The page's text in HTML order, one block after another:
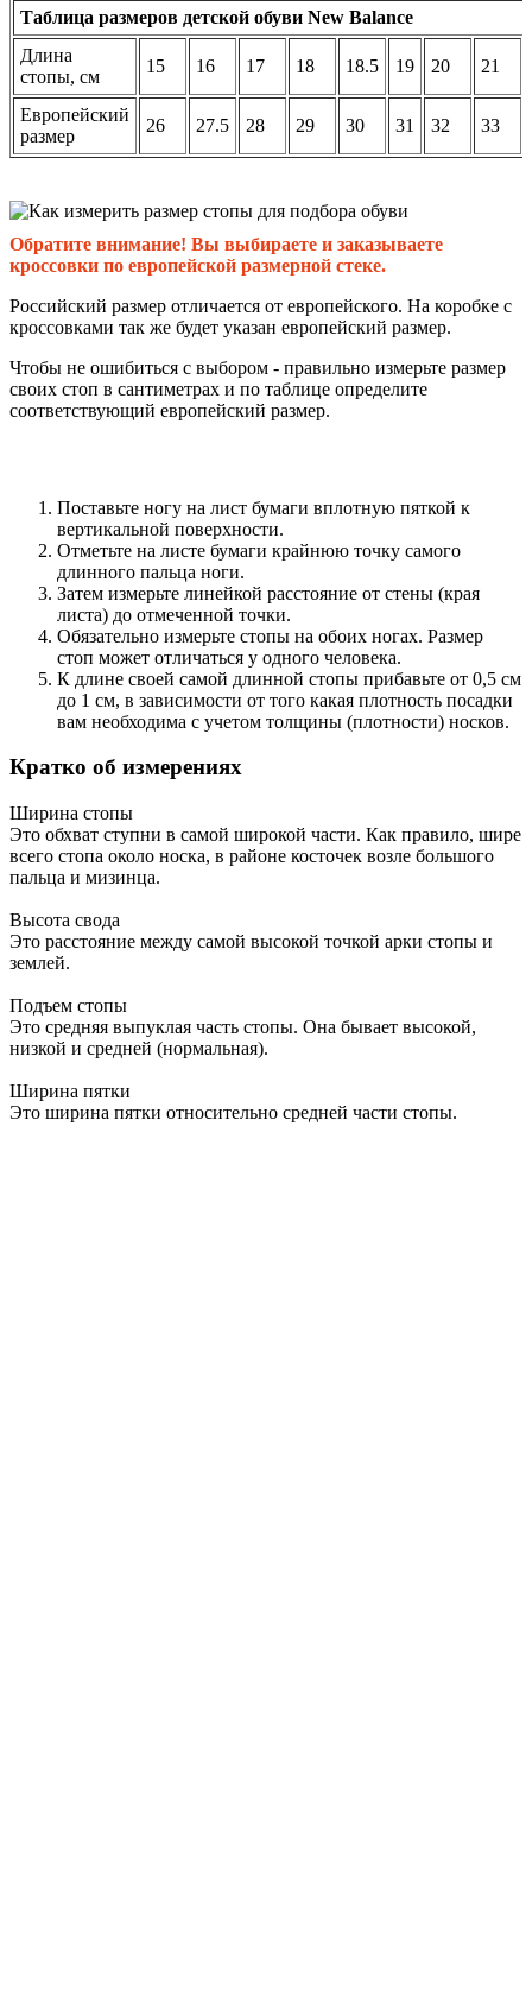
Таблица размеров детской обуви New Balance
Длина
стопы, см
15 16 17 18 18.5 19 20 21
Европейский
размер
26 27.5 28 29 30 31 32 33
Обратите внимание! Вы выбираете и заказываете
кроссовки по европейской размерной стеке.
Российский размер отличается от европейского. На коробке с
кроссовками так же будет указан европейский размер.
Чтобы не ошибиться с выбором - правильно измерьте размер
своих стоп в сантиметрах и по таблице определите
соответствующий европейский размер.
Поставьте ногу на лист бумаги вплотную пяткой к
вертикальной поверхности.
Отметьте на листе бумаги крайнюю точку самого
длинного пальца ноги.
Затем измерьте линейкой расстояние от стены (края
листа) до отмеченной точки.
Обязательно измерьте стопы на обоих ногах. Размер
стоп может отличаться у одного человека.
К длине своей самой длинной стопы прибавьте от 0,5 см
до 1 см, в зависимости от того какая плотность посадки
вам необходима с учетом толщины (плотности) носков.
Кратко об измерениях
Ширина стопы
Это обхват ступни в самой широкой части. Как правило, шире
всего стопа около носка, в районе косточек возле большого
пальца и мизинца.
Высота свода
Это расстояние между самой высокой точкой арки стопы и
землей.
Подъем стопы
Это средняя выпуклая часть стопы. Она бывает высокой,
низкой и средней (нормальная).
Ширина пятки
Это ширина пятки относительно средней части стопы.